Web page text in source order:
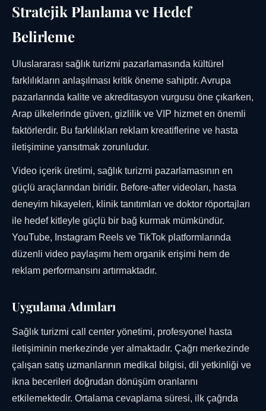
Stratejik Planlama ve Hedef
Belirleme
Uluslararası sağlık turizmi pazarlamasında kültürel
farklılıkların anlaşılması kritik öneme sahiptir. Avrupa
pazarlarında kalite ve akreditasyon vurgusu öne çıkarken,
Arap ülkelerinde güven, gizlilik ve VIP hizmet en önemli
faktörlerdir. Bu farklılıkları reklam kreatiflerine ve hasta
iletişimine yansıtmak zorunludur.
Video içerik üretimi, sağlık turizmi pazarlamasının en
güçlü araçlarından biridir. Before-after videoları, hasta
deneyim hikayeleri, klinik tanıtımları ve doktor röportajları
ile hedef kitleyle güçlü bir bağ kurmak mümkündür.
YouTube, Instagram Reels ve TikTok platformlarında
düzenli video paylaşımı hem organik erişimi hem de
reklam performansını artırmaktadır.
Uygulama Adımları
Sağlık turizmi call center yönetimi, profesyonel hasta
iletişiminin merkezinde yer almaktadır. Çağrı merkezinde
çalışan satış uzmanlarının medikal bilgisi, dil yetkinliği ve
ikna becerileri doğrudan dönüşüm oranlarını
etkilemektedir. Ortalama cevaplama süresi, ilk çağrıda